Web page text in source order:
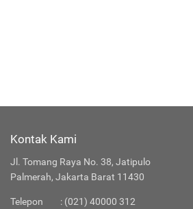
Kontak Kami
Jl. Tomang Raya No. 38, Jatipulo
Palmerah, Jakarta Barat 11430
Telepon : (021) 40000 312